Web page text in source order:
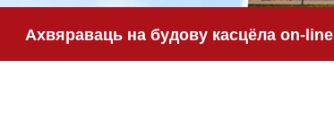
Ахвяраваць на будову касцёла on-line